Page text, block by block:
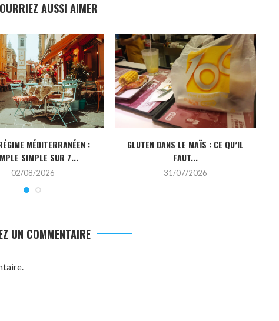
AUSSI AIMER
MÉDITERRANÉEN :
SIMPLE SUR 7...
02/08/2026
GLUTEN DANS LE MAÏS : CE QU’IL
FAUT...
31/07/2026
UN COMMENTAIRE